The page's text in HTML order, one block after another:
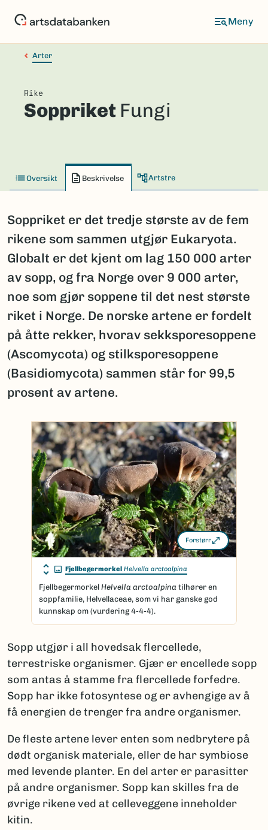
Arter
Rike
Soppriket Fungi
Oversikt Beskrivelse Artstre
Soppriket er det tredje største av de fem
rikene som sammen utgjør Eukaryota.
Globalt er det kjent om lag 150 000 arter
av sopp, og fra Norge over 9 000 arter,
noe som gjør soppene til det nest største
riket i Norge. De norske artene er fordelt
på åtte rekker, hvorav sekksporesoppene
(Ascomycota) og stilksporesoppene
(Basidiomycota) sammen står for 99,5
prosent av artene.
Forstørr
Fjellbegermorkel Helvella arctoalpina
Fjellbegermorkel Helvella arctoalpina tilhører en
soppfamilie, Helvellaceae, som vi har ganske god
kunnskap om (vurdering 4-4-4).
Sopp utgjør i all hovedsak flercellede,
terrestriske organismer. Gjær er encellede sopp
som antas å stamme fra flercellede forfedre.
Sopp har ikke fotosyntese og er avhengige av å
få energien de trenger fra andre organismer.
De fleste artene lever enten som nedbrytere på
dødt organisk materiale, eller de har symbiose
med levende planter. En del arter er parasitter
på andre organismer. Sopp kan skilles fra de
øvrige rikene ved at celleveggene inneholder
kitin.